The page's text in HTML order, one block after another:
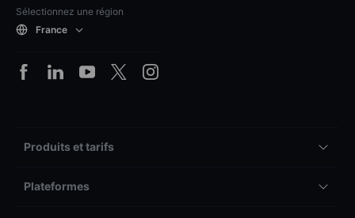
Sélectionnez une région
France
Produits et tarifs
Plateformes